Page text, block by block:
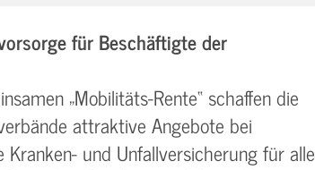
für Beschäftigte der
„Mobilitäts-Rente“ schaffen die
attraktive Angebote bei
und Unfallversicherung für alle